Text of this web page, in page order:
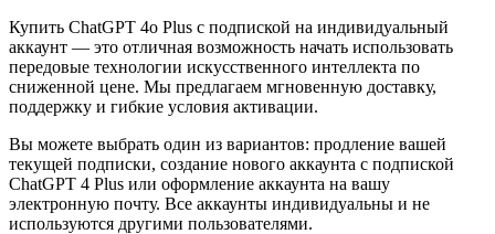
Купить ChatGPT 4o Plus с подпиской на индивидуальный
аккаунт — это отличная возможность начать использовать
передовые технологии искусственного интеллекта по
сниженной цене. Мы предлагаем мгновенную доставку,
поддержку и гибкие условия активации.
Вы можете выбрать один из вариантов: продление вашей
текущей подписки, создание нового аккаунта с подпиской
ChatGPT 4 Plus или оформление аккаунта на вашу
электронную почту. Все аккаунты индивидуальны и не
используются другими пользователями.